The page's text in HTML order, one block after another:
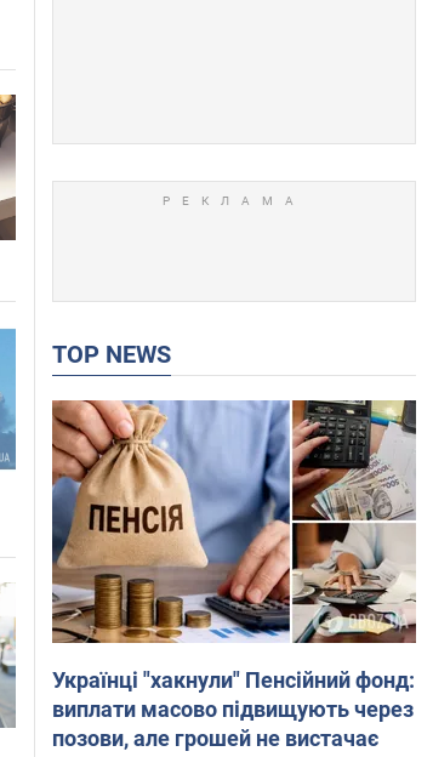
TOP NEWS
Українці "хакнули" Пенсійний фонд:
виплати масово підвищують через
позови, але грошей не вистачає